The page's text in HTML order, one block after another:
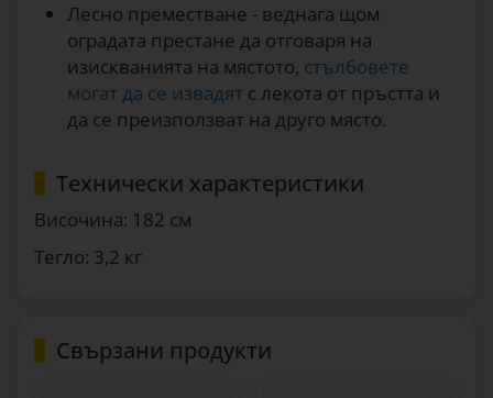
Лесно преместване - веднага щом
оградата престане да отговаря на
изискванията на мястото, стълбовете
могат да се извадят с лекота от пръстта и
да се преизползват на друго място.
Технически характеристики
Височина: 182 см
Тегло: 3,2 кг
Свързани продукти